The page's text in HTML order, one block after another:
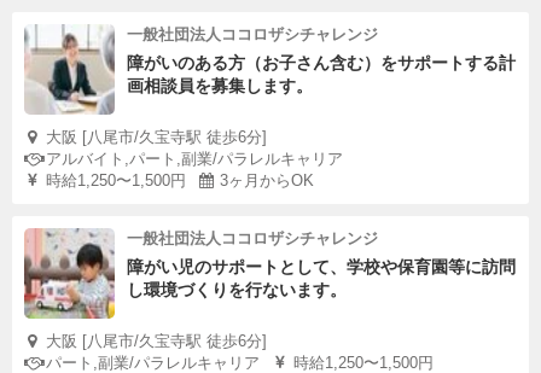
一般社団法人ココロザシチャレンジ
障がいのある方（お子さん含む）をサポートする計
画相談員を募集します。
大阪 [八尾市/久宝寺駅 徒歩6分]
アルバイト,パート,副業/パラレルキャリア
時給1,250〜1,500円
3ヶ月からOK
一般社団法人ココロザシチャレンジ
障がい児のサポートとして、学校や保育園等に訪問
し環境づくりを行ないます。
大阪 [八尾市/久宝寺駅 徒歩6分]
パート,副業/パラレルキャリア
時給1,250〜1,500円